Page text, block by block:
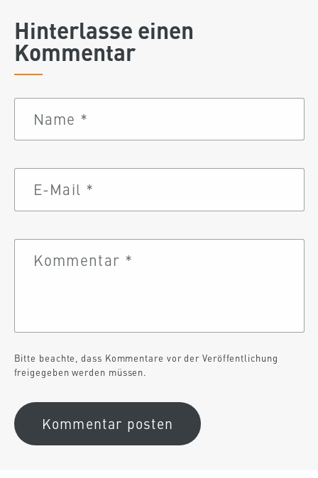
Hinterlasse einen
Kommentar
Name *
E-Mail *
Kommentar *
Bitte beachte, dass Kommentare vor der Veröffentlichung
freigegeben werden müssen.